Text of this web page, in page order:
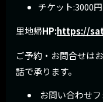
チケット:3000
里地帰HP:https://
ご予約・お問合せは
話で承ります。
お問い合わせ